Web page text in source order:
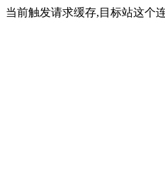
当前触发请求缓存,目标站这个